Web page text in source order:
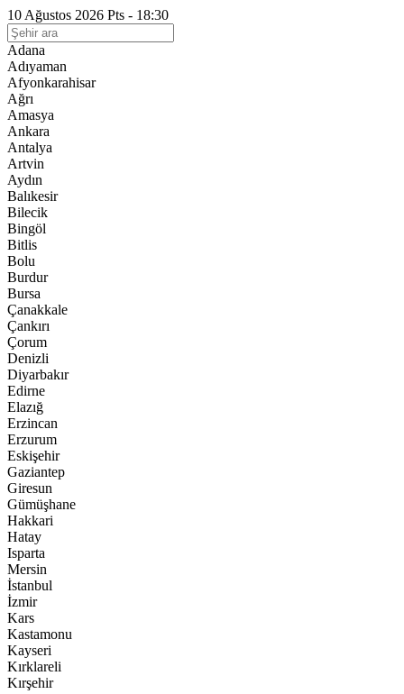
10 Ağustos 2026 Pts - 18:30
Adana
Adıyaman
Afyonkarahisar
Ağrı
Amasya
Ankara
Antalya
Artvin
Aydın
Balıkesir
Bilecik
Bingöl
Bitlis
Bolu
Burdur
Bursa
Çanakkale
Çankırı
Çorum
Denizli
Diyarbakır
Edirne
Elazığ
Erzincan
Erzurum
Eskişehir
Gaziantep
Giresun
Gümüşhane
Hakkari
Hatay
Isparta
Mersin
İstanbul
İzmir
Kars
Kastamonu
Kayseri
Kırklareli
Kırşehir